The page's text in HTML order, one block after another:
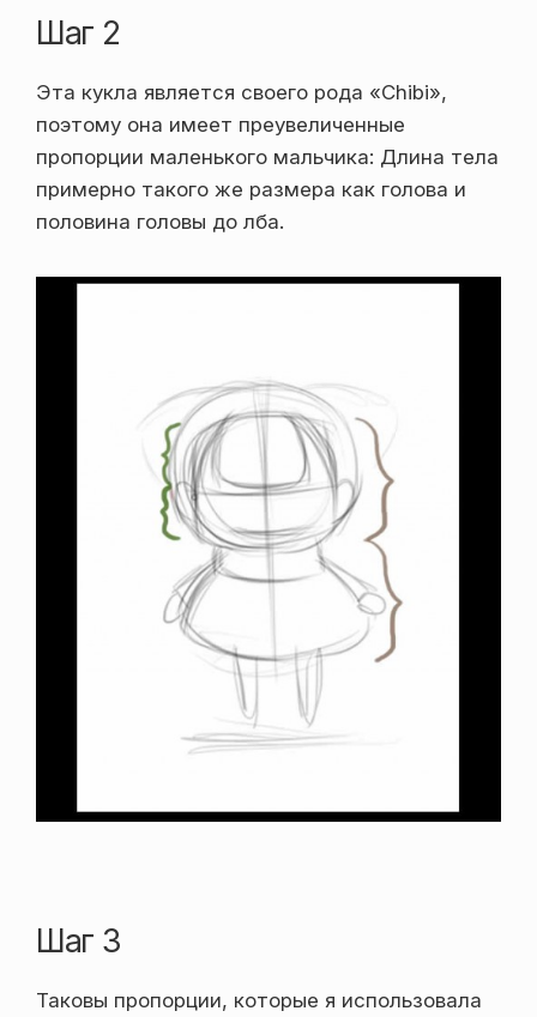
Шаг 2
Эта кукла является своего рода «Chibi»,
поэтому она имеет преувеличенные
пропорции маленького мальчика: Длина тела
примерно такого же размера как голова и
половина головы до лба.
Шаг 3
Таковы пропорции, которые я использовала